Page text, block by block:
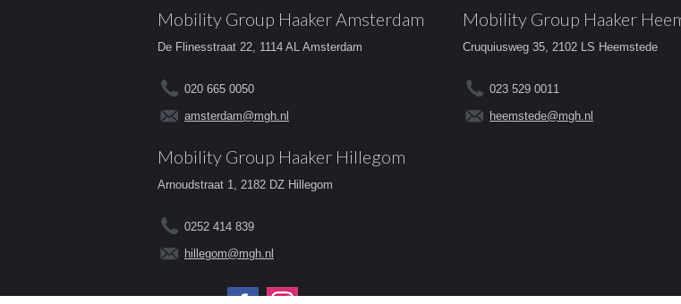
Mobility Group Haaker Amsterdam
De Flinesstraat 22, 1114 AL Amsterdam
020 665 0050
amsterdam@mgh.nl
Mobility Group Haaker
Cruquiusweg 35, 2102 LS Heemstede
023 529 0011
heemstede@mgh.nl
Mobility Group Haaker Hillegom
Arnoudstraat 1, 2182 DZ Hillegom
0252 414 839
hillegom@mgh.nl
Volg ons op: